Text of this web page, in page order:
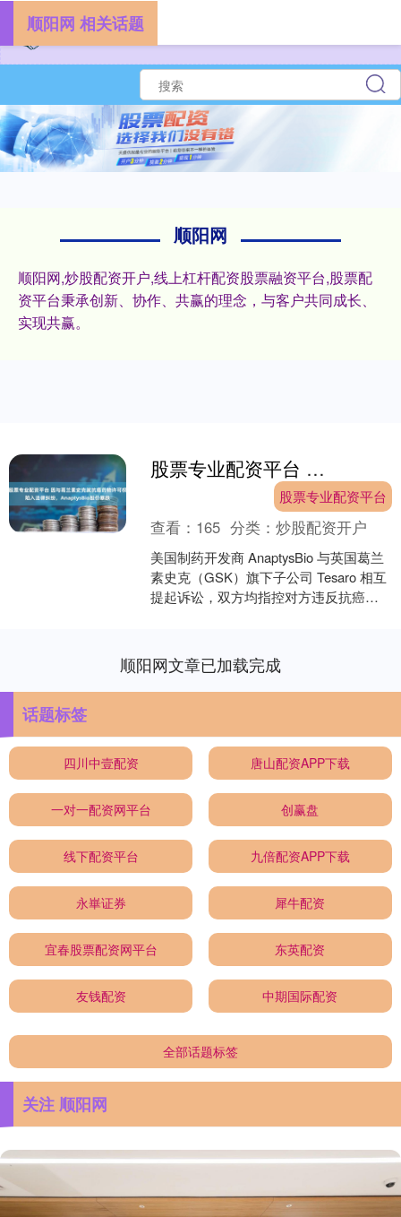
顺阳网
顺阳网,炒股配资开户,线上杠杆配资股票融资平台,股票配
资平台秉承创新、协作、共赢的理念，与客户共同成长、
实现共赢。
顺阳网 相关话题
股票专业配资平台 因与葛兰素史克就抗癌药物许可权陷入法律纠纷，AnaptysBio股价暴跌
股票专业配资平台
查看： 165 分类：炒股配资开户
美国制药开发商 AnaptysBio 与英国葛兰
素史克（GSK）旗下子公司 Tesaro 相互
提起诉讼，双方均指控对方违反抗癌药
顺阳网文章已加载完成
话题标签
四川中壹配资 唐山配资APP下载
一对一配资网平台 创赢盘
线下配资平台 九倍配资APP下载
永崋证券 犀牛配资
宜春股票配资网平台 东英配资
友钱配资 中期国际配资
全部话题标签
关注 顺阳网